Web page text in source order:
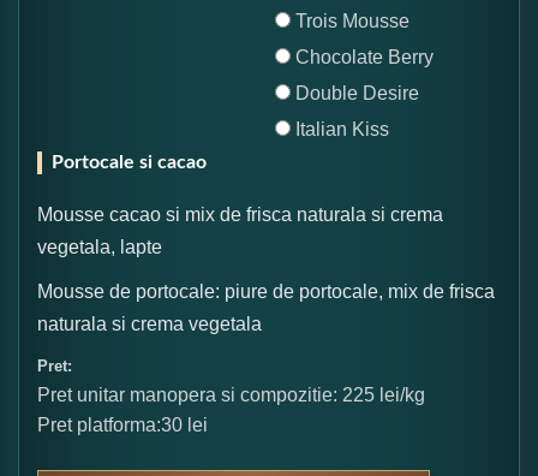
Trois Mousse
Chocolate Berry
Double Desire
Italian Kiss
Portocale si cacao
Mousse cacao si mix de frisca naturala si crema
vegetala, lapte
Mousse de portocale: piure de portocale, mix de frisca
naturala si crema vegetala
Pret:
Pret unitar manopera si compozitie: 225 lei/kg
Pret platforma:30 lei